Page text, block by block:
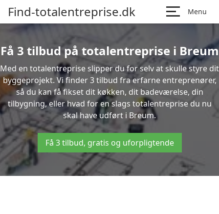
Find-totalentreprise.dk Menu
Få 3 tilbud på totalentreprise i Breum
Med en totalentreprise slipper du for selv at skulle styre dit
byggeprojekt. Vi finder 3 tilbud fra erfarne entreprenører,
så du kan få fikset dit køkken, dit badeværelse, din
tilbygning, eller hvad for en slags totalentreprise du nu
skal have udført i Breum.
Få 3 tilbud, gratis og uforpligtende